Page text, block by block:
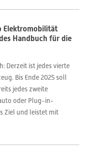
Elektromobilität
Handbuch für die
Derzeit ist jedes vierte
Bis Ende 2025 soll
jedes zweite
oder Plug-in-
Ziel und leistet mit